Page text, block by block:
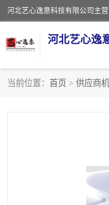
河北艺心逸
当前位置： 首页 > 供应商机